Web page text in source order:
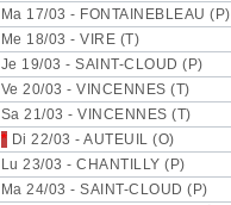
Ma 17/03 - FONTAINEBLEAU (P)
Me 18/03 - VIRE (T)
Je 19/03 - SAINT-CLOUD (P)
Ve 20/03 - VINCENNES (T)
Sa 21/03 - VINCENNES (T)
* Di 22/03 - AUTEUIL (O)
Lu 23/03 - CHANTILLY (P)
Ma 24/03 - SAINT-CLOUD (P)